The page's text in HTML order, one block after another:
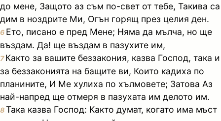
до мене, Защото аз съм по-свет от тебе, Такива са
дим в ноздрите Ми, Огън горящ през целия ден.
6 Ето, писано е пред Мене; Няма да мълча, но ще
въздам. Да! ще въздам в пазухите им,
7Както за вашите беззакония, казва Господ, така и
за беззаконията на бащите ви, Които кадиха по
планините, И Ме хулиха по хълмовете; Затова Аз
най-напред ще отмеря в пазухата им делото им.
8Така казва Господ: Както думат, когато има мъст